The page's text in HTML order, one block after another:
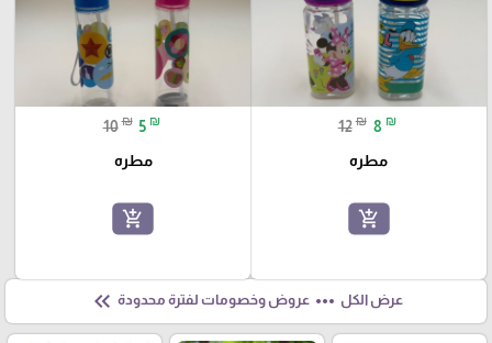
12 ₪ 8 ₪
مطره
add_shopping_cart
10 ₪ 5 ₪
مطره
add_shopping_cart
عرض الكل more_horiz عروض وخصومات لفترة محدودة keyboard_double_arrow_left